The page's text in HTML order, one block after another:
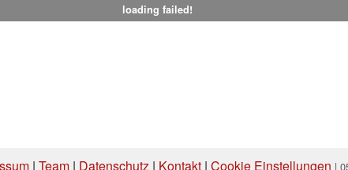
loading failed!
| Team | Datenschutz | Kontakt | Cookie Einstellungen |